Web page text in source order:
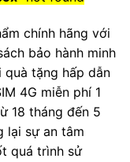
chính hãng với
bảo hành minh
quà tặng hấp dẫn
4G miễn phí 1
18 tháng đến 5
lại sự an tâm
quá trình sử